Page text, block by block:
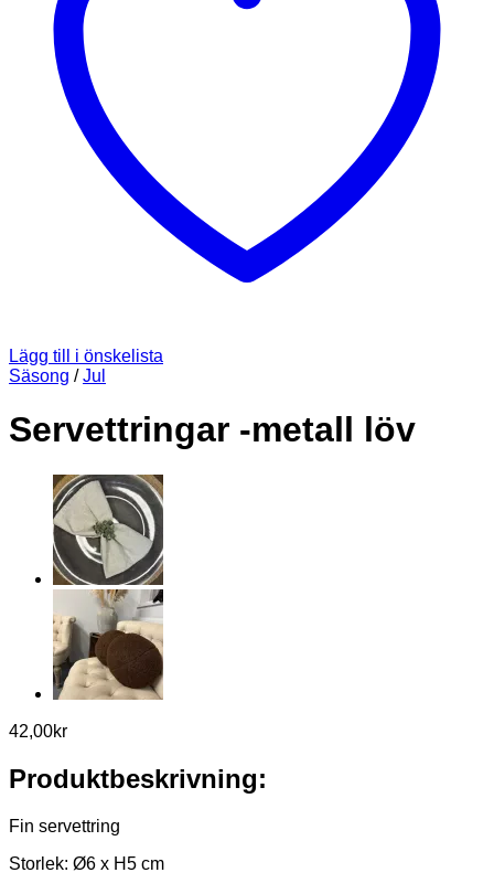
Lägg till i önskelista
Säsong / Jul
Servettringar -metall löv
42,00kr
Produktbeskrivning:
Fin servettring
Storlek: Ø6 x H5 cm